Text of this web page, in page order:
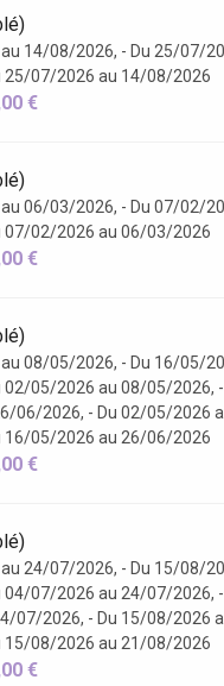
14/08/2026, - Du 25/07/
25/07/2026 au 14/08/2026
€
06/03/2026, - Du 07/02/
07/02/2026 au 06/03/2026
€
08/05/2026, - Du 16/05/
02/05/2026 au 08/05/2026, -
06/2026, - Du 02/05/2026
16/05/2026 au 26/06/2026
€
24/07/2026, - Du 15/08/
04/07/2026 au 24/07/2026, -
07/2026, - Du 15/08/2026
15/08/2026 au 21/08/2026
€